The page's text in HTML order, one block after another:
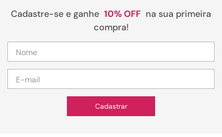
Cadastre-se e ganhe 10% OFF na sua primeira
compra!
Cadastrar